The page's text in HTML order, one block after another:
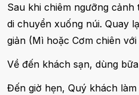
Sau khi chiêm ngưỡng
di chuyển xuống núi. Quay
giản (Mì hoặc Cơm chiên
Về đến khách sạn, dùng
Đến giờ hẹn, Quý khách